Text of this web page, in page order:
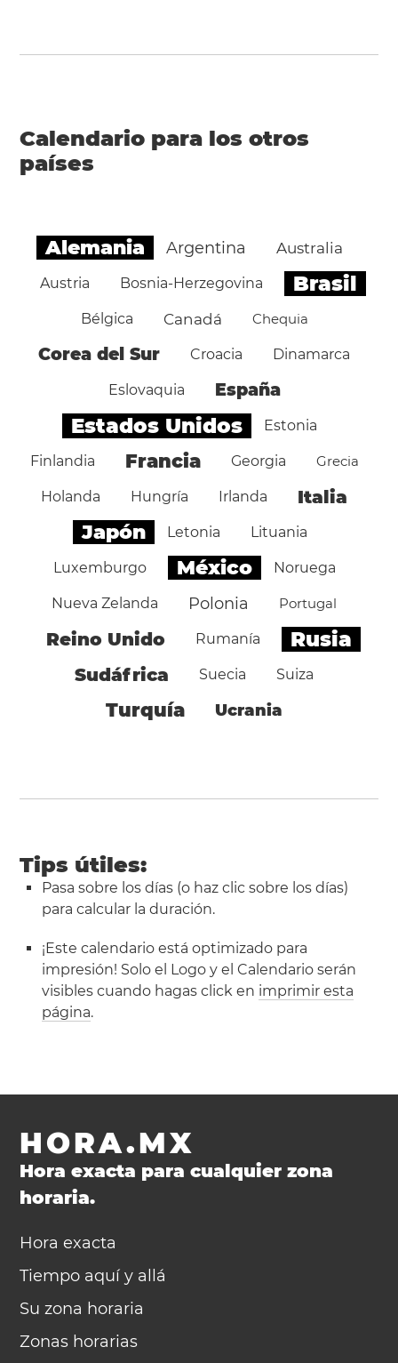
Calendario para los otros
países
Alemania Argentina Australia
Austria Bosnia-Herzegovina Brasil
Bélgica Canadá Chequia
Corea del Sur Croacia Dinamarca
Eslovaquia España
Estados Unidos Estonia
Finlandia Francia Georgia Grecia
Holanda Hungría Irlanda Italia
Japón Letonia Lituania
Luxemburgo México Noruega
Nueva Zelanda Polonia Portugal
Reino Unido Rumanía Rusia
Sudáfrica Suecia Suiza
Turquía Ucrania
Tips útiles:
Pasa sobre los días (o haz clic sobre los días)
para calcular la duración.
¡Este calendario está optimizado para
impresión! Solo el Logo y el Calendario serán
visibles cuando hagas click en imprimir esta
página.
HORA.MX
Hora exacta para cualquier zona
horaria.
Hora exacta
Tiempo aquí y allá
Su zona horaria
Zonas horarias